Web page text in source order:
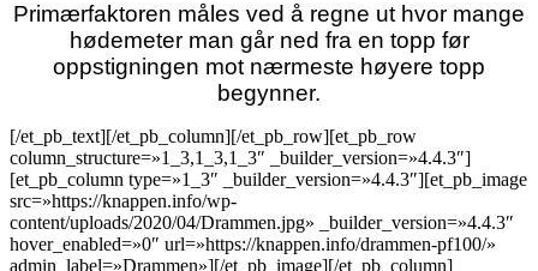
Primærfaktoren måles ved å regne ut hvor mange
hødemeter man går ned fra en topp før
oppstigningen mot nærmeste høyere topp
begynner.
[/et_pb_text][/et_pb_column][/et_pb_row][et_pb_row
column_structure=»1_3,1_3,1_3″ _builder_version=»4.4.3″]
[et_pb_column type=»1_3″ _builder_version=»4.4.3″][et_pb_image
src=»https://knappen.info/wp-
content/uploads/2020/04/Drammen.jpg» _builder_version=»4.4.3″
hover_enabled=»0″ url=»https://knappen.info/drammen-pf100/»
admin_label=»Drammen»][/et_pb_image][/et_pb_column]